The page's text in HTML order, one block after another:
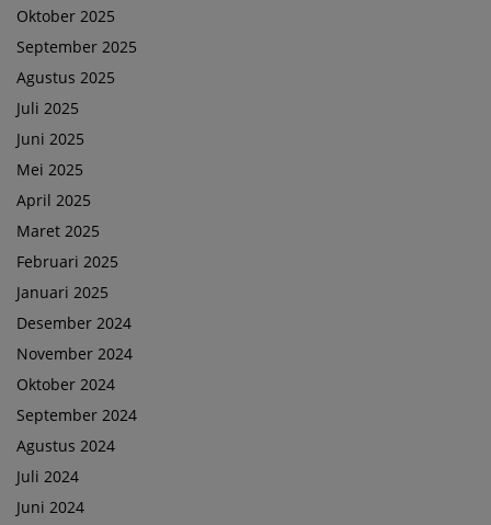
Oktober 2025
September 2025
Agustus 2025
Juli 2025
Juni 2025
Mei 2025
April 2025
Maret 2025
Februari 2025
Januari 2025
Desember 2024
November 2024
Oktober 2024
September 2024
Agustus 2024
Juli 2024
Juni 2024